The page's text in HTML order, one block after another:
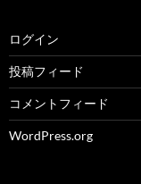
ログイン
投稿フィード
コメントフィード
WordPress.org